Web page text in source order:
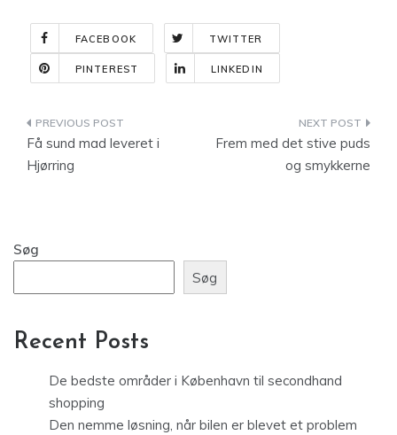
FACEBOOK TWITTER
PINTEREST LINKEDIN
Indlægsnavigation
Få sund mad leveret i
Hjørring
Frem med det stive puds
og smykkerne
Søg
Søg
Recent Posts
De bedste områder i København til secondhand
shopping
Den nemme løsning, når bilen er blevet et problem